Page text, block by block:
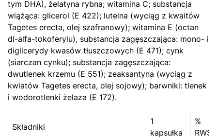
tym DHA), żelatyna rybna; witamina C; substancja
wiążąca: glicerol (E 422); luteina (wyciąg z kwaitów
Tagetes erecta, olej szafranowy); witamina E (octan
dl-alfa-tokoferylu), substancja zagęszczająca: mono- i
diglicerydy kwasów tłuszczowych (E 471); cynk
(siarczan cynku); substancja zagęszczająca:
dwutlenek krzemu (E 551); zeaksantyna (wyciąg z
kwiatów Tagetes erecta, olej sojowy); barwniki: tlenek
i wodorotlenki żelaza (E 172).
Składniki
1
kapsułka
%
RWS*